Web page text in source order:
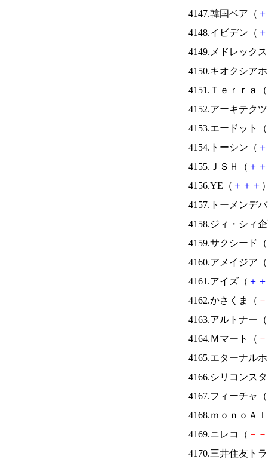
4147.韓国ベア（ ＋
4148.イビデン（ ＋
4149.メドレック
4150.キオクシア
4151.Ｔｅｒｒａ（
4152.アーキテク
4153.エードット（
4154.トーシン（ ＋
4155.ＪＳＨ（ ＋ ＋
4156.YE（ ＋ ＋ ＋
4157.トーメンデ
4158.ジィ・シィ
4159.サクシード（
4160.アメイジア（
4161.アイズ（ ＋ ＋
4162.かさくま（ －
4163.アルトナー（
4164.Ｍマート（ －
4165.エターナル
4166.シリコンス
4167.フィーチャ（
4168.ｍｏｎｏＡ
4169.ニレコ（ － －
4170.三井住友ト